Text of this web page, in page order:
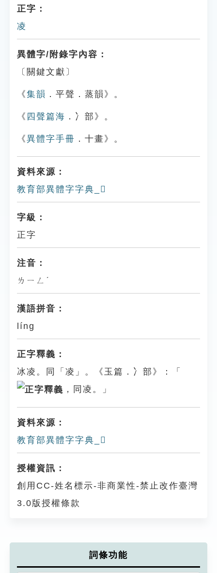
正字：
凌
異體字/附錄字內容：
〔關鍵文獻〕
《集韻 ．平聲．蒸韻》。
《 四聲篇海 ．冫部》。
《異體字手冊 ．十畫》。
資料來源：
教育部異體字字典_𠗲
字級：
正字
注音：
ㄌㄧㄥˊ
漢語拼音：
líng
正字釋義：
冰凌。同「凌」。《玉篇．冫部》：「
，同凌。」
資料來源：
教育部異體字字典_𠗲
授權資訊：
創用CC-姓名標示-非商業性-禁止改作臺灣
3.0版授權條款
詞條功能